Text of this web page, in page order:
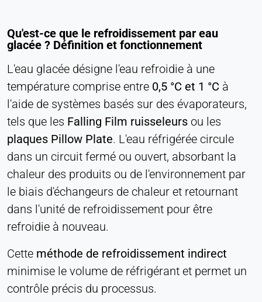
Qu'est-ce que le refroidissement par eau
glacée ? Définition et fonctionnement
L'eau glacée désigne l'eau refroidie à une
température comprise entre 0,5 °C et 1 °C à
l'aide de systèmes basés sur des évaporateurs,
tels que les Falling Film ruisseleurs ou les
plaques Pillow Plate. L'eau réfrigérée circule
dans un circuit fermé ou ouvert, absorbant la
chaleur des produits ou de l'environnement par
le biais d'échangeurs de chaleur et retournant
dans l'unité de refroidissement pour être
refroidie à nouveau.
Cette méthode de refroidissement indirect
minimise le volume de réfrigérant et permet un
contrôle précis du processus.
Provider:
Heat Transfer Technology
Purpose:
Stocke vos paramètres de confidentialité
Cookie duration:
STATISTIQUES
Utilisées pour comprendre comment le site web
est utilisé et pour améliorer les performances et la
convivialité. Les données sont traitées de manière
anonyme.
Matomo
Provider:
Heat Transfer Technology